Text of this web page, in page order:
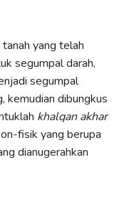
yang telah
segumpal darah,
segumpal
kemudian dibungkus
khalqan akhar
fisik yang berupa
dianugerahkan